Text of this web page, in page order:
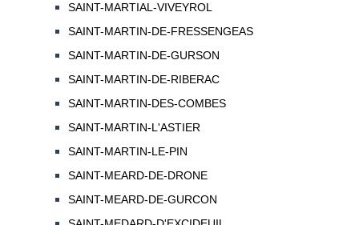
SAINT-MARTIAL-VIVEYROL
SAINT-MARTIN-DE-FRESSENGEAS
SAINT-MARTIN-DE-GURSON
SAINT-MARTIN-DE-RIBERAC
SAINT-MARTIN-DES-COMBES
SAINT-MARTIN-L'ASTIER
SAINT-MARTIN-LE-PIN
SAINT-MEARD-DE-DRONE
SAINT-MEARD-DE-GURCON